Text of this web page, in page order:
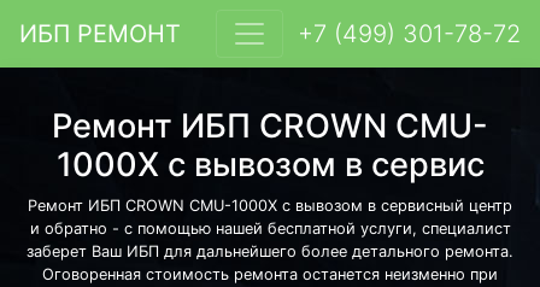
ИБП РЕМОНТ +7 (499) 301-78-72
Ремонт ИБП CROWN CMU-
1000X с вывозом в сервис
Ремонт ИБП CROWN CMU-1000X с вывозом в сервисный центр
и обратно - с помощью нашей бесплатной услуги, специалист
заберет Ваш ИБП для дальнейшего более детального ремонта.
Оговоренная стоимость ремонта останется неизменно при